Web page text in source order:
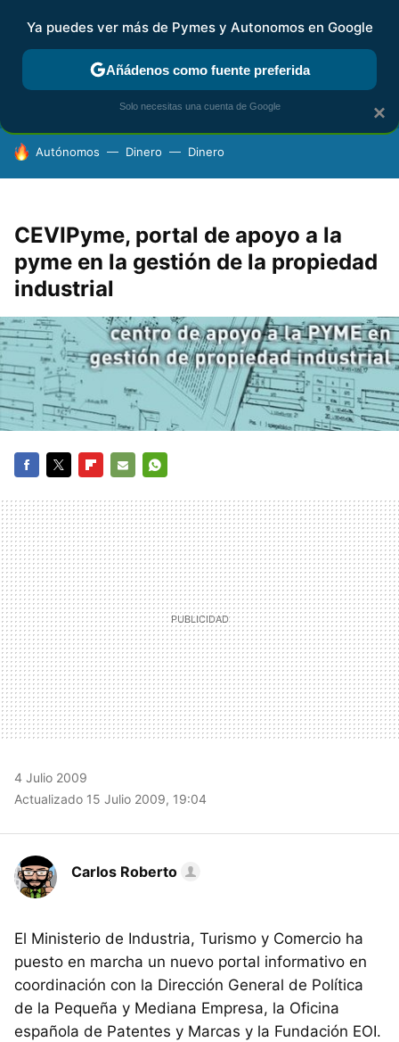
FISCALIDAD Y CONTABILIDAD KIT DIGITAL RENTA
HOY SE HABLA DE
Autónomos Dinero Dinero
CEVIPyme, portal de apoyo a la
pyme en la gestión de la propiedad
industrial
MAIL
4 Julio 2009
Actualizado 15 Julio 2009, 19:04
Carlos Roberto
El Ministerio de Industria, Turismo y Comercio ha
puesto en marcha un nuevo portal informativo en
coordinación con la Dirección General de Política
de la Pequeña y Mediana Empresa, la Oficina
española de Patentes y Marcas y la Fundación EOI.
×
Ya puedes ver más de Pymes y Autonomos en Google
Añádenos como fuente preferida
Solo necesitas una cuenta de Google